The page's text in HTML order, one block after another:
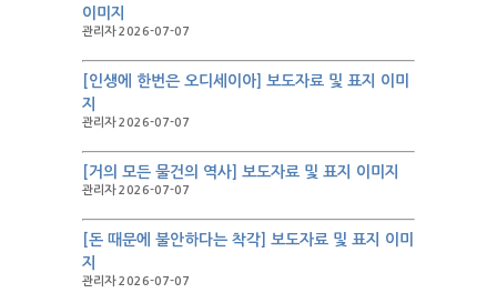
이미지
관리자 2026-07-07
[인생에 한번은 오디세이아] 보도자료 및 표지 이미
지
관리자 2026-07-07
[거의 모든 물건의 역사] 보도자료 및 표지 이미지
관리자 2026-07-07
[돈 때문에 불안하다는 착각] 보도자료 및 표지 이미
지
관리자 2026-07-07